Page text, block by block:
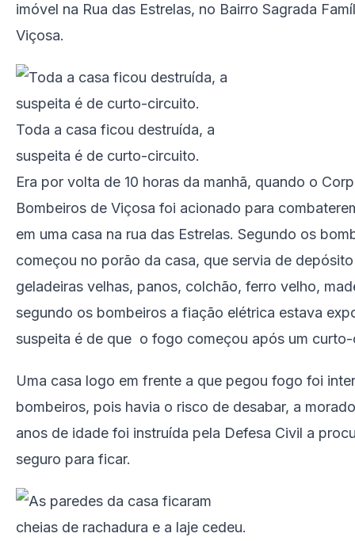
imóvel na Rua das Estrelas, no Bairro Sagrada
Viçosa.
Toda a casa ficou destruída, a
suspeita é de curto-circuito.
Era por volta de 10 horas da manhã, quando o
Bombeiros de Viçosa foi acionado para
em uma casa na rua das Estrelas. Segundo os
começou no porão da casa, que servia de
geladeiras velhas, panos, colchão, ferro velho,
segundo os bombeiros a fiação elétrica estava
suspeita é de que o fogo começou após um
Uma casa logo em frente a que pegou fogo foi
bombeiros, pois havia o risco de desabar, a
anos de idade foi instruída pela Defesa Civil a
seguro para ficar.